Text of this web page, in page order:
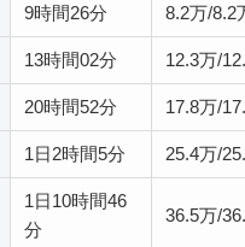
9時間26分 8.2万/8.2
13時間02分 12.3万/
20時間52分 17.8万/
1日2時間5分 25.4万/
1日10時間46
分
36.5万/